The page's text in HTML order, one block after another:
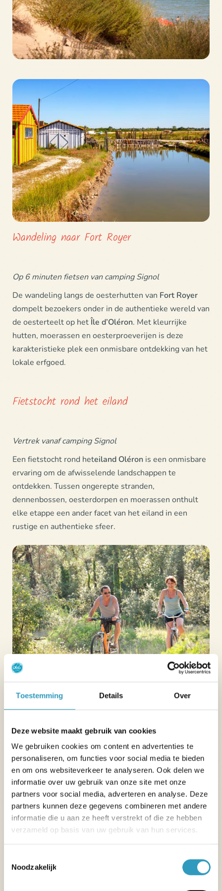
Toestemming Details Over
Deze website maakt gebruik van cookies
We gebruiken cookies om content en advertenties te
personaliseren, om functies voor social media te bieden
en om ons websiteverkeer te analyseren. Ook delen we
informatie over uw gebruik van onze site met onze
partners voor social media, adverteren en analyse. Deze
partners kunnen deze gegevens combineren met andere
informatie die u aan ze heeft verstrekt of die ze hebben
verzameld op basis van uw gebruik van hun services.
Noodzakelijk
Wandeling naar Fort Royer
Op 6 minuten fietsen van camping Signol
De wandeling langs de oesterhutten van Fort Royer
dompelt bezoekers onder in de authentieke wereld van
de oesterteelt op hetÎle d’Oléron. Met kleurrijke
hutten, moerassen en oesterproeverijen is deze
karakteristieke plek een onmisbare ontdekking van het
lokale erfgoed.
Fietstocht rond het eiland
Vertrek vanaf camping Signol
Een fietstocht rond heteiland Oléron is een onmisbare
ervaring om de afwisselende landschappen te
ontdekken. Tussen ongerepte stranden,
dennenbossen, oesterdorpen en moerassen onthult
elke etappe een ander facet van het eiland in een
rustige en authentieke sfeer.
Lekker luieren in La Cotinière